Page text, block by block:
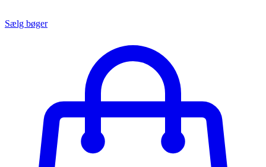
Sælg bøger